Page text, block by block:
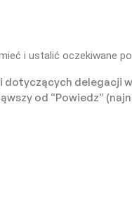
i ustalić oczekiwane
delegacji
od “Powiedz”